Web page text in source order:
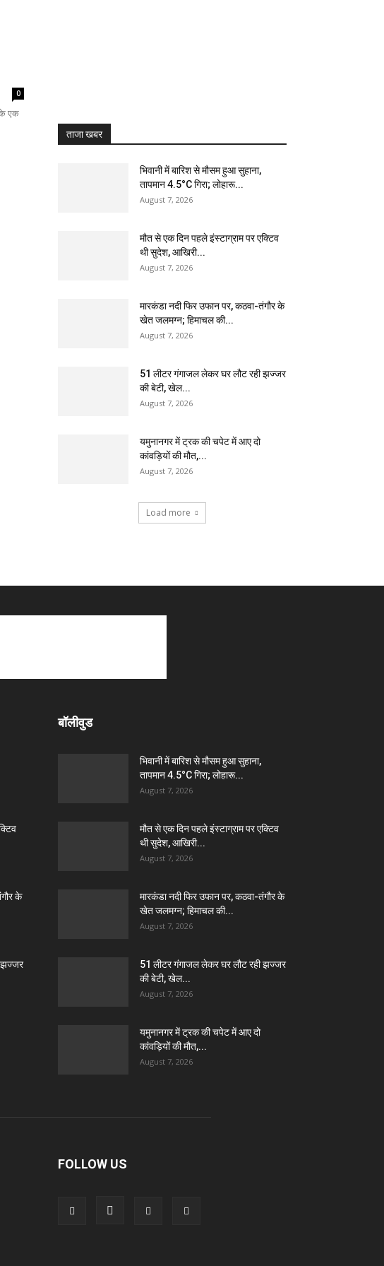
0
के एक
ताजा खबर
भिवानी में बारिश से मौसम हुआ सुहाना,
तापमान 4.5°C गिरा; लोहारू...
August 7, 2026
मौत से एक दिन पहले इंस्टाग्राम पर एक्टिव
थी सुदेश, आखिरी...
August 7, 2026
मारकंडा नदी फिर उफान पर, कठवा-तंगौर के
खेत जलमग्न; हिमाचल की...
August 7, 2026
51 लीटर गंगाजल लेकर घर लौट रही झज्जर
की बेटी, खेल...
August 7, 2026
यमुनानगर में ट्रक की चपेट में आए दो
कांवड़ियों की मौत,...
August 7, 2026
Load more
के
झज्जर
बॉलीवुड
भिवानी में बारिश से मौसम हुआ सुहाना,
तापमान 4.5°C गिरा; लोहारू...
August 7, 2026
मौत से एक दिन पहले इंस्टाग्राम पर एक्टिव
थी सुदेश, आखिरी...
August 7, 2026
मारकंडा नदी फिर उफान पर, कठवा-तंगौर के
खेत जलमग्न; हिमाचल की...
August 7, 2026
51 लीटर गंगाजल लेकर घर लौट रही झज्जर
की बेटी, खेल...
August 7, 2026
यमुनानगर में ट्रक की चपेट में आए दो
कांवड़ियों की मौत,...
August 7, 2026
FOLLOW US